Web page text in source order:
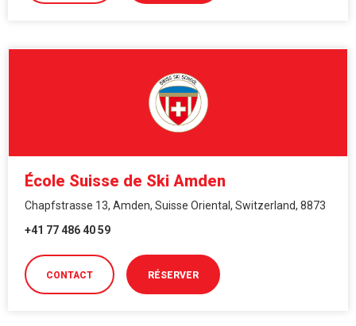
École Suisse de Ski Amden
Chapfstrasse 13, Amden, Suisse Oriental, Switzerland, 8873
+41 77 486 40 59
CONTACT RÉSERVER